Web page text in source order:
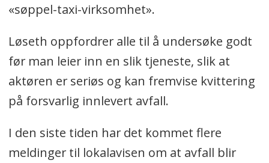
«søppel-taxi-virksomhet».
Løseth oppfordrer alle til å undersøke godt
før man leier inn en slik tjeneste, slik at
aktøren er seriøs og kan fremvise kvittering
på forsvarlig innlevert avfall.
I den siste tiden har det kommet flere
meldinger til lokalavisen om at avfall blir